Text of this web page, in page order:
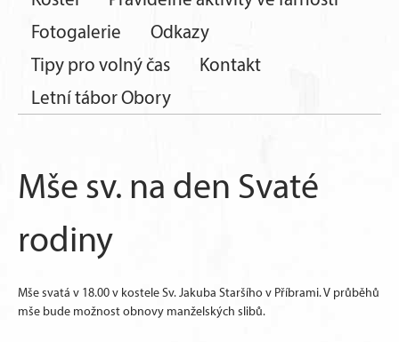
Fotogalerie
Odkazy
Tipy pro volný čas
Kontakt
Letní tábor Obory
Mše sv. na den Svaté
rodiny
Mše svatá v 18.00 v kostele Sv. Jakuba Staršího v Příbrami. V průběhů
mše bude možnost obnovy manželských slibů.